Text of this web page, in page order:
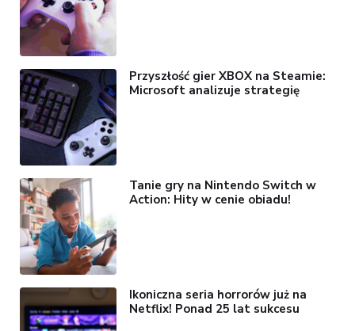
Przyszłość gier XBOX na Steamie:
Microsoft analizuje strategię
Tanie gry na Nintendo Switch w
Action: Hity w cenie obiadu!
Ikoniczna seria horrorów już na
Netflix! Ponad 25 lat sukcesu